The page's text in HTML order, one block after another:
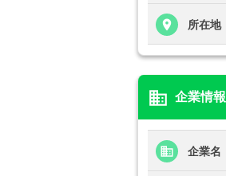
所在地
business 企業情報
企業名